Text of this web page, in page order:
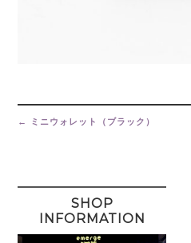
Post
navigation
← ミニウォレット（ブラック）
SHOP
INFORMATION